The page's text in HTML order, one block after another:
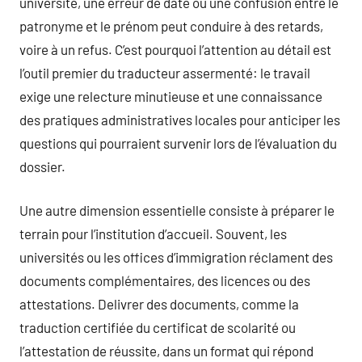
patronyme et le prénom peut conduire à des retards,
voire à un refus. C’est pourquoi l’attention au détail est
l’outil premier du traducteur assermenté: le travail
exige une relecture minutieuse et une connaissance
des pratiques administratives locales pour anticiper les
questions qui pourraient survenir lors de l’évaluation du
dossier.
Une autre dimension essentielle consiste à préparer le
terrain pour l’institution d’accueil. Souvent, les
universités ou les offices d’immigration réclament des
documents complémentaires, des licences ou des
attestations. Delivrer des documents, comme la
traduction certifiée du certificat de scolarité ou
l’attestation de réussite, dans un format qui répond